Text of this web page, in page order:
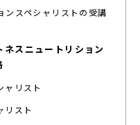
ンスペシャリストの受講
スニュートリション
ャリスト
リスト